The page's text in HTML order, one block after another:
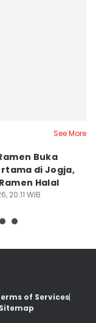
See More
Buka
di Jogja,
Halal
20:11 WIB
of Services
Sitemap